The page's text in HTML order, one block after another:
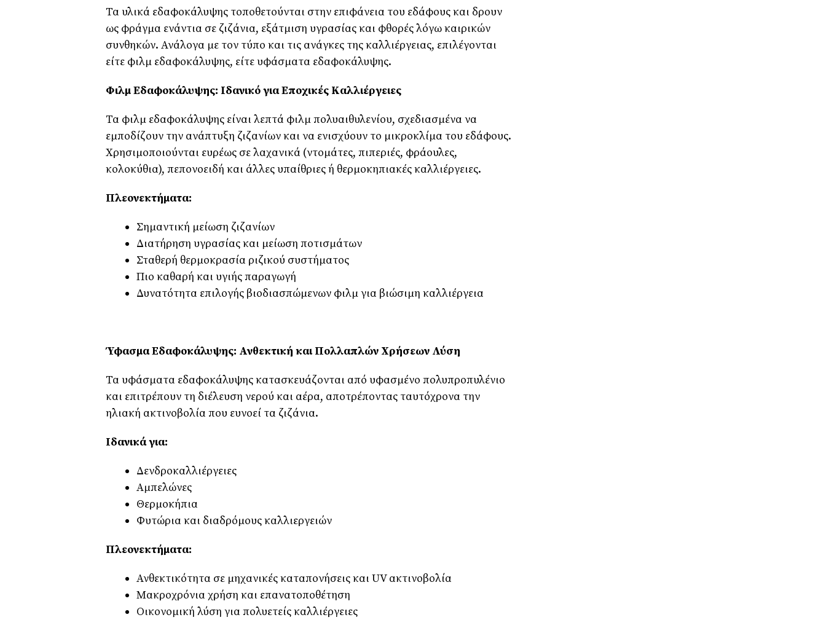
Τα υλικά εδαφοκάλυψης τοποθετούνται στην επιφάνεια του εδάφους και δρουν
ως φράγμα ενάντια σε ζιζάνια, εξάτμιση υγρασίας και φθορές λόγω καιρικών
συνθηκών. Ανάλογα με τον τύπο και τις ανάγκες της καλλιέργειας, επιλέγονται
είτε φιλμ εδαφοκάλυψης, είτε υφάσματα εδαφοκάλυψης.
Φιλμ Εδαφοκάλυψης: Ιδανικό για Εποχικές Καλλιέργειες
Τα φιλμ εδαφοκάλυψης είναι λεπτά φιλμ πολυαιθυλενίου, σχεδιασμένα να
εμποδίζουν την ανάπτυξη ζιζανίων και να ενισχύουν το μικροκλίμα του εδάφους.
Χρησιμοποιούνται ευρέως σε λαχανικά (ντομάτες, πιπεριές, φράουλες,
κολοκύθια), πεπονοειδή και άλλες υπαίθριες ή θερμοκηπιακές καλλιέργειες.
Πλεονεκτήματα:
Σημαντική μείωση ζιζανίων
Διατήρηση υγρασίας και μείωση ποτισμάτων
Σταθερή θερμοκρασία ριζικού συστήματος
Πιο καθαρή και υγιής παραγωγή
Δυνατότητα επιλογής βιοδιασπώμενων φιλμ για βιώσιμη καλλιέργεια
Ύφασμα Εδαφοκάλυψης: Ανθεκτική και Πολλαπλών Χρήσεων Λύση
Τα υφάσματα εδαφοκάλυψης κατασκευάζονται από υφασμένο πολυπροπυλένιο
και επιτρέπουν τη διέλευση νερού και αέρα, αποτρέποντας ταυτόχρονα την
ηλιακή ακτινοβολία που ευνοεί τα ζιζάνια.
Ιδανικά για:
Δενδροκαλλιέργειες
Αμπελώνες
Θερμοκήπια
Φυτώρια και διαδρόμους καλλιεργειών
Πλεονεκτήματα:
Ανθεκτικότητα σε μηχανικές καταπονήσεις και UV ακτινοβολία
Μακροχρόνια χρήση και επανατοποθέτηση
Οικονομική λύση για πολυετείς καλλιέργειες